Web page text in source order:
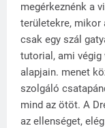
megérkeznénk a
területekre, mikor
csak egy szál
tutorial, ami végig
alapjain. menet
szolgáló
mind az ötöt. A
az ellenséget,